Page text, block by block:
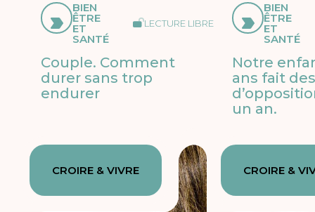
BIEN
ÊTRE
ET
SANTÉ
LECTURE LIBRE
Couple. Comment
durer sans trop
endurer
BIEN
ÊTRE
ET
SANTÉ
Notre
ans fait
un an.
CROIRE & VIVRE CROIRE &